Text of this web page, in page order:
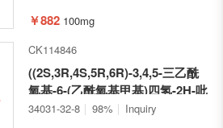
￥882 100mg
CK114846
((2S,3R,4S,5R,6R)-3,4,5-三乙酰
氧基-6-(乙酰氧基甲基)四氢-2H-吡
喃-2-硫基)(三乙基膦)金
34031-32-8 98% Inquiry